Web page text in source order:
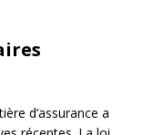
d’assurance a